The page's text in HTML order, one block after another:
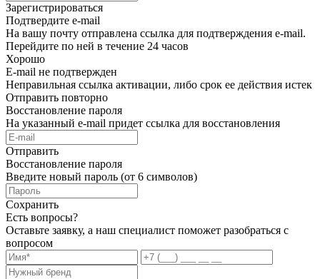
Зарегистрироваться
Подтвердите e-mail
На вашу почту отправлена ссылка для подтверждения e-mail.
Перейдите по ней в течение 24 часов
Хорошо
E-mail не подтвержден
Неправильная ссылка активации, либо срок ее действия истек
Отправить повторно
Восстановление пароля
На указанный e-mail придет ссылка для восстановления
Отправить
Восстановление пароля
Введите новый пароль (от 6 символов)
Сохранить
Есть вопросы?
Оставьте заявку, а наш специалист поможет разобраться с
вопросом